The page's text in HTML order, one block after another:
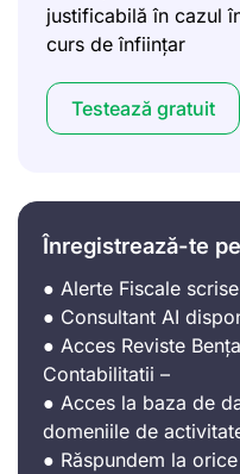
justificabilă în cazul
curs de înființar
Testează gratuit
Înregistrează-te
● Alerte Fiscale
● Consultant AI
● Acces Reviste
Contabilitatii –
● Acces la baza de
domeniile de
● Răspundem la